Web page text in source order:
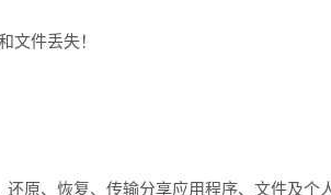
文件丢失！
原、恢复、传输分享应用程序、文件及个